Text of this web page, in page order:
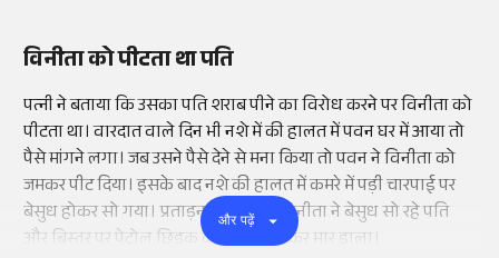
विनीता को पीटता था पति
पत्नी ने बताया कि उसका पति शराब पीने का विरोध करने पर विनीता को
पीटता था। वारदात वाले दिन भी नशे में की हालत में पवन घर में आया तो
पैसे मांगने लगा। जब उसने पैसे देने से मना किया तो पवन ने विनीता को
जमकर पीट दिया। इसके बाद नशे की हालत में कमरे में पड़ी चारपाई पर
बेसुध होकर सो गया। प्रताड़ना से परेशान विनीता ने बेसुध सो रहे पति
और बिस्तर पर पेट्रोल छिड़क कर आग लगाकर मार डाला।
और पढ़ें